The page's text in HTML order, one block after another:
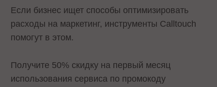
Если бизнес ищет способы оптимизировать
расходы на маркетинг, инструменты Calltouch
помогут в этом.
Получите 50% скидку на первый месяц
использования сервиса по промокоду